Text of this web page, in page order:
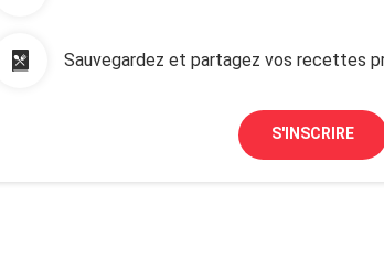
Sauvegardez et partagez vos recettes
S'INSCRIRE